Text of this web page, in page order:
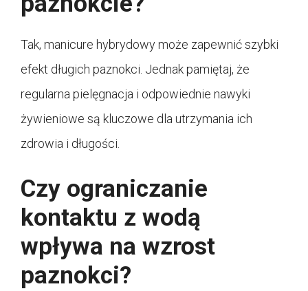
Tak, manicure hybrydowy może zapewnić szybki
efekt długich paznokci. Jednak pamiętaj, że
regularna pielęgnacja i odpowiednie nawyki
żywieniowe są kluczowe dla utrzymania ich
zdrowia i długości.
Czy ograniczanie
kontaktu z wodą
wpływa na wzrost
paznokci?